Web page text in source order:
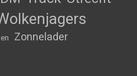
Zonnelader